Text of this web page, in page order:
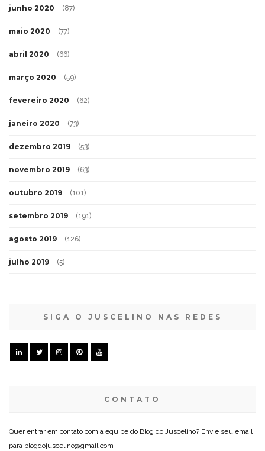
junho 2020 (87)
maio 2020 (77)
abril 2020 (66)
março 2020 (59)
fevereiro 2020 (62)
janeiro 2020 (73)
dezembro 2019 (53)
novembro 2019 (63)
outubro 2019 (101)
setembro 2019 (191)
agosto 2019 (126)
julho 2019 (5)
SIGA O JUSCELINO NAS REDES
CONTATO
Quer entrar em contato com a equipe do Blog do Juscelino? Envie seu email
para blogdojuscelino@gmail.com